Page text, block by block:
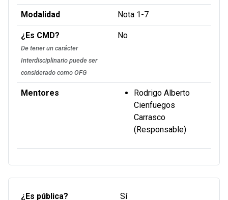
Modalidad Nota 1-7
¿Es CMD?
De tener un carácter
Interdisciplinario puede ser
considerado como OFG
No
Mentores
Rodrigo Alberto
Cienfuegos
Carrasco
(Responsable)
¿Es pública? Sí